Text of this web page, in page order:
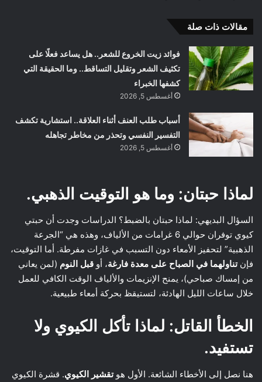
مقالات ذات صلة
فوائد زيت الخروع للشعر.. هل يساعد فعلًا على
تكثيف الشعر وتقليل التساقط.. وما الحقيقة التي
كشفها الخبراء
أغسطس 5, 2026
أسباب طلب العنف أثناء العلاقة.. استشارية تكشف
التفسير النفسي وتحذر من مخاطر تجاهله
أغسطس 5, 2026
لماذا حبتان: وما هو التوقيت الذهبي.
السؤال البديهي: لماذا حبتان بالضبط؟ الدراسات وجدت أن حبتي
كيوي توفران حوالي 6 غرامات من الألياف، وهذه هي “الجرعة
الذهبية” لتحفيز الأمعاء دون التسبب في غازات مفرطة. أما التوقيت،
فإنتناولهما في الصباح على معدة فارغة، أو قبل النوم (لمن يعاني
من إمساك صباحي)، يمنح الإنزيمات والألياف الوقت الكافي للعمل
خلال ساعات الليل الهادئة، لتستيقظ بحركة أمعاء طبيعية.
الخطأ القاتل: لماذا تأكل الكيوي ولا
تستفيد.
هنا نصل إلى الأخطاء الشائعة. الأول هوتقشير الكيوي. قشرة الكيوي